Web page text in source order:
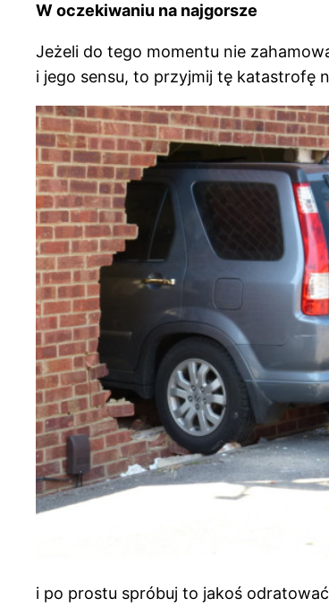
W oczekiwaniu na najgorsze
Jeżeli do tego momentu nie
i jego sensu, to przyjmij tę katastrofę
i po prostu spróbuj to jakoś odratować